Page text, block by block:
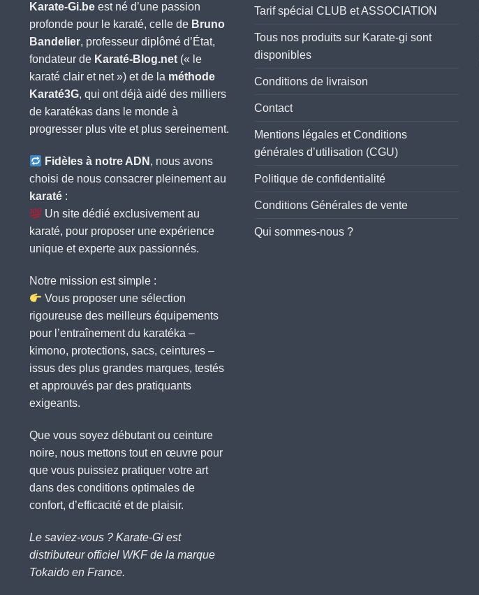
Karate-Gi.beest né d’une passion
profonde pour le karaté, celle de Bruno
Bandelier, professeur diplômé d’État,
fondateur de Karaté-Blog.net(« le
karaté clair et net ») et de la méthode
Karaté3G, qui ont déjà aidé des milliers
de karatékas dans le monde à
progresser plus vite et plus sereinement.
Fidèles à notre ADN , nous avons
choisi de nous consacrer pleinement au
karaté:
Un site dédié exclusivement au
karaté, pour proposer une expérience
unique et experte aux passionnés.
Notre mission est simple :
Vous proposer une sélection
rigoureuse des meilleurs équipements
pour l’entraînement du karatéka –
kimono, protections, sacs, ceintures –
issus des plus grandes marques, testés
et approuvés par des pratiquants
exigeants.
Que vous soyez débutant ou ceinture
noire, nous mettons tout en œuvre pour
que vous puissiez pratiquer votre art
dans des conditions optimales de
confort, d’efficacité et de plaisir.
Le saviez-vous ? Karate-Gi est
distributeur officiel WKF de la marque
Tokaido en France.
Tarif spécial CLUB et ASSOCIATION
Tous nos produits sur Karate-gi sont
disponibles
Conditions de livraison
Contact
Mentions légales et Conditions
générales d’utilisation (CGU)
Politique de confidentialité
Conditions Générales de vente
Qui sommes-nous ?